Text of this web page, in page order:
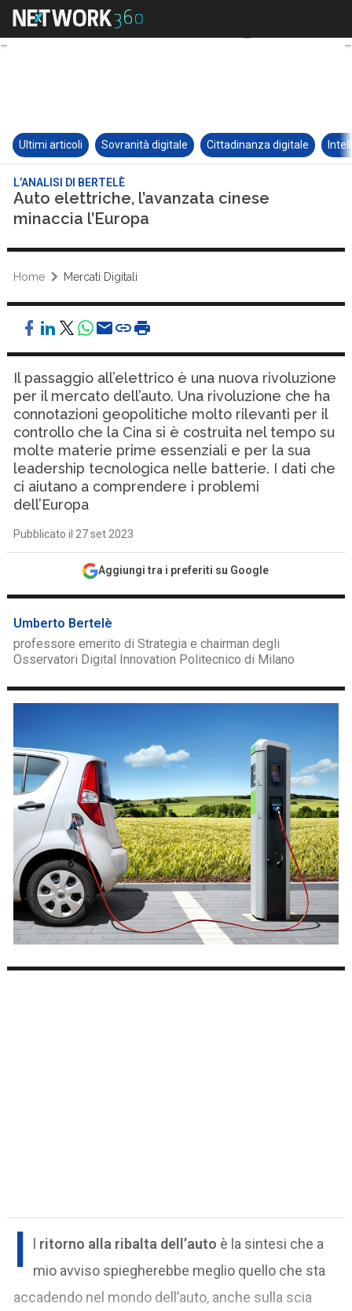
Ultimi articoli Sovranità digitale Cittadinanza digitale
L’ANALISI DI BERTELÈ
Auto elettriche, l’avanzata cinese
minaccia l’Europa
Home Mercati Digitali
Il passaggio all’elettrico è una nuova rivoluzione
per il mercato dell’auto. Una rivoluzione che ha
connotazioni geopolitiche molto rilevanti per il
controllo che la Cina si è costruita nel tempo su
molte materie prime essenziali e per la sua
leadership tecnologica nelle batterie. I dati che
ci aiutano a comprendere i problemi
dell’Europa
Pubblicato il 27 set 2023
Aggiungi tra i preferiti su Google
Umberto Bertelè
professore emerito di Strategia e chairman degli
Osservatori Digital Innovation Politecnico di Milano
I l ritorno alla ribalta dell’auto è la sintesi che a
mio avviso spiegherebbe meglio quello che sta
accadendo nel mondo dell’auto, anche sulla scia